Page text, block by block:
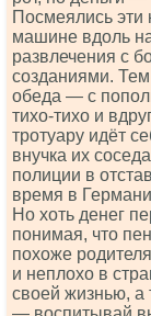
Посмеялись эти
машине вдоль
развлечения с
созданиями. Тем
обеда — с
тихо-тихо и
тротуару идёт
внучка их
полиции в
время в
Но хоть денег
понимая, что
похоже
и неплохо в
своей жизнью, а